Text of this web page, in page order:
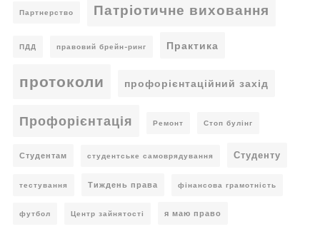
Партнерство Патріотичне виховання
ПДД правовий брейн-ринг Практика
протоколи профорієнтаційний захід
Профорієнтація Ремонт Стоп булінг
Студентам студентське самоврядування Студенту
тестування Тиждень права фінансова грамотність
футбол Центр зайнятості я маю право